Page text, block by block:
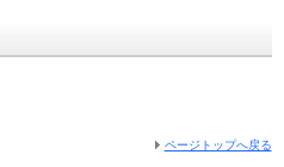
ページトップへ戻る